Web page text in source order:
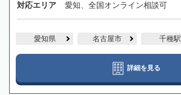
対応エリア 愛知、全国オンライン相談可
愛知県 名古屋市 千種駅
詳細を見る